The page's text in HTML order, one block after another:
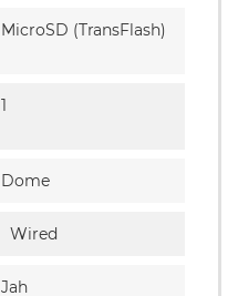
MicroSD (TransFlash)
1
Dome
Wired
Jah